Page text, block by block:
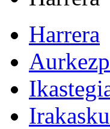
Harrera